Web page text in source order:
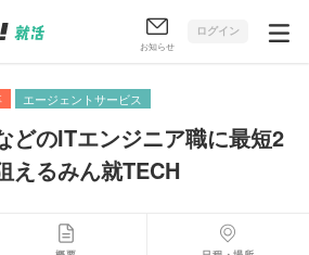
お知らせ
ログイン
エージェントサービス
どのITエンジニア職に最短2
えるみん就TECH